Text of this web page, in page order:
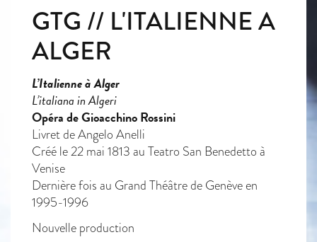
GTG // L'ITALIENNE A
ALGER
L’Italienne à Alger
L’italiana in Algeri
Opéra de Gioacchino Rossini
Livret de Angelo Anelli
Créé le 22 mai 1813 au Teatro San Benedetto à
Venise
Dernière fois au Grand Théâtre de Genève en
1995-1996
Nouvelle production